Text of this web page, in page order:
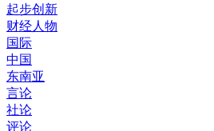
起步创新
财经人物
国际
中国
东南亚
言论
社论
评论